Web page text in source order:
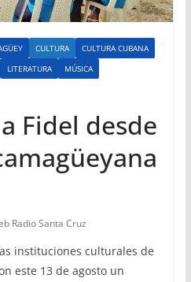
CULTURA
CULTURA CUBANA
LITERATURA
MÚSICA
Fidel desde
Radio Santa Cruz
instituciones culturales de
este 13 de agosto un